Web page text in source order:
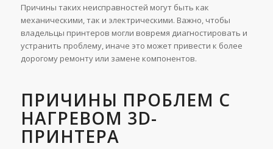
Причины таких неисправностей могут быть как
механическими, так и электрическими. Важно, чтобы
владельцы принтеров могли вовремя диагностировать и
устранить проблему, иначе это может привести к более
дорогому ремонту или замене компонентов.
ПРИЧИНЫ ПРОБЛЕМ С
НАГРЕВОМ 3D-
ПРИНТЕРА